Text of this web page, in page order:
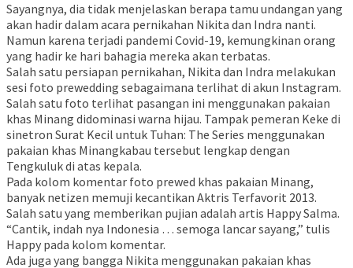
Sayangnya, dia tidak menjelaskan berapa tamu undangan yang
akan hadir dalam acara pernikahan Nikita dan Indra nanti.
Namun karena terjadi pandemi Covid-19, kemungkinan orang
yang hadir ke hari bahagia mereka akan terbatas.
Salah satu persiapan pernikahan, Nikita dan Indra melakukan
sesi foto prewedding sebagaimana terlihat di akun Instagram.
Salah satu foto terlihat pasangan ini menggunakan pakaian
khas Minang didominasi warna hijau. Tampak pemeran Keke di
sinetron Surat Kecil untuk Tuhan: The Series menggunakan
pakaian khas Minangkabau tersebut lengkap dengan
Tengkuluk di atas kepala.
Pada kolom komentar foto prewed khas pakaian Minang,
banyak netizen memuji kecantikan Aktris Terfavorit 2013.
Salah satu yang memberikan pujian adalah artis Happy Salma.
“Cantik, indah nya Indonesia … semoga lancar sayang,” tulis
Happy pada kolom komentar.
Ada juga yang bangga Nikita menggunakan pakaian khas